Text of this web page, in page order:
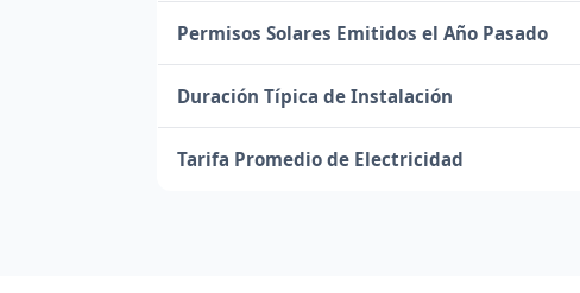
Permisos Solares Emitidos el Año Pasado
Duración Típica de Instalación
Tarifa Promedio de Electricidad